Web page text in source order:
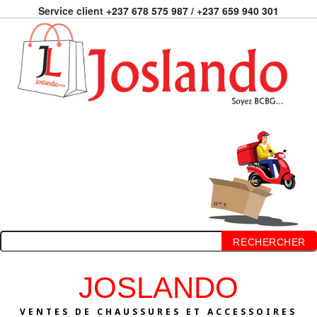
Service client +237 678 575 987 / +237 659 940 301
RECHERCHER
JOSLANDO
VENTES DE CHAUSSURES ET ACCESSOIRES